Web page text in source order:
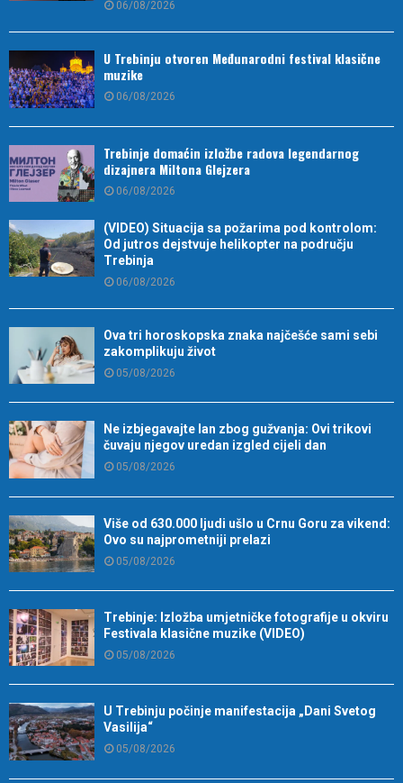
06/08/2026
U Trebinju otvoren Međunarodni festival klasične
muzike
06/08/2026
Trebinje domaćin izložbe radova legendarnog
dizajnera Miltona Glejzera
06/08/2026
(VIDEO) Situacija sa požarima pod kontrolom:
Od jutros dejstvuje helikopter na području
Trebinja
06/08/2026
Ova tri horoskopska znaka najčešće sami sebi
zakomplikuju život
05/08/2026
Ne izbjegavajte lan zbog gužvanja: Ovi trikovi
čuvaju njegov uredan izgled cijeli dan
05/08/2026
Više od 630.000 ljudi ušlo u Crnu Goru za vikend:
Ovo su najprometniji prelazi
05/08/2026
Trebinje: Izložba umjetničke fotografije u okviru
Festivala klasične muzike (VIDEO)
05/08/2026
U Trebinju počinje manifestacija „Dani Svetog
Vasilija“
05/08/2026